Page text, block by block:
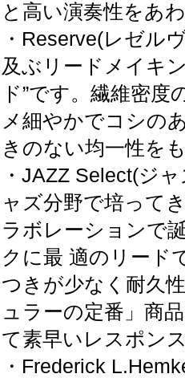
と高い演奏性をあ
・Reserve(レゼル
及ぶリードメイキ
ド”です。繊維密
メ細やかでコシの
きのない均一性を
・JAZZ Select(ジ
ャズ分野で培って
ラボレーションで
クに最 適のリード
つきが少なく耐久
ュラーの定番」商
て素早いレスポン
・Frederick